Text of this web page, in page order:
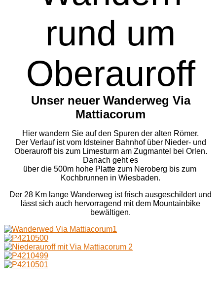
rund um
Oberauroff
Unser neuer Wanderweg Via
Mattiacorum
Hier wandern Sie auf den Spuren der alten Römer.
Der Verlauf ist vom Idsteiner Bahnhof über Nieder- und
Oberauroff bis zum Limesturm am Zugmantel bei Orlen.
Danach geht es
über die 500m hohe Platte zum Neroberg bis zum
Kochbrunnen in Wiesbaden.
Der 28 Km lange Wanderweg ist frisch ausgeschildert und
lässt sich auch hervorragend mit dem Mountainbike
bewältigen.